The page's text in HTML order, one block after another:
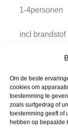
Om de beste
cookies om
toestemming te
zoals surfgedrag of
toestemming geeft of
hebben op bepaalde
1-4personen
incl brandstof
(eigen risico